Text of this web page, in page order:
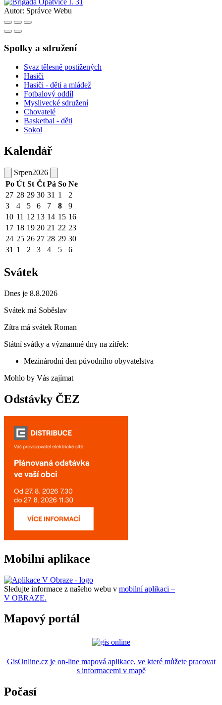
Autor: Správce Webu
Spolky a sdružení
Svaz tělesně postižených
Hasiči
Hasiči - děti a mládež
Fotbalový oddíl
Myslivecké sdružení
Chovatelé
Basketbal - děti
Sokol
Kalendář
Srpen2026
Po Út St Čt Pá So Ne
27 28 29 30 31 1
2
3
4 5 6 7 8
9
10 11 12 13 14 15 16
17 18 19 20 21 22 23
24 25 26 27 28 29 30
31 1 2 3 4 5 6
Svátek
Dnes je 8.8.2026
Svátek má Soběslav
Zítra má svátek Roman
Státní svátky a významné dny na zítřek:
Mezinárodní den původního obyvatelstva
Mohlo by Vás zajímat
Odstávky ČEZ
Mobilní aplikace
Sledujte informace z našeho webu v mobilní aplikaci –
V OBRAZE.
Mapový portál
GisOnline.cz je on-line mapová aplikace, ve které můžete pracovat
s informacemi v mapě
Počasí